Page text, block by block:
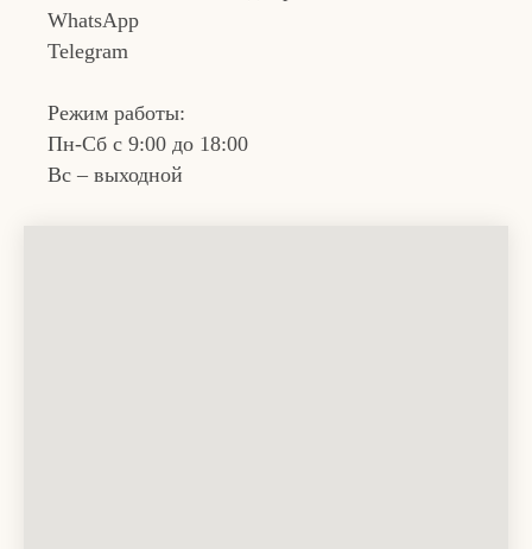
WhatsApp
Telegram
Режим работы:
Пн-Сб с 9:00 до 18:00
Вс – выходной